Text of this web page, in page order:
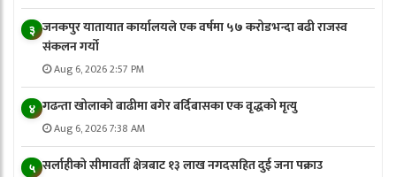
३ जनकपुर यातायात कार्यालयले एक वर्षमा ५७ करोडभन्दा बढी राजस्व
संकलन गर्याे
Aug 6, 2026 2:57 PM
४ गढन्ता खोलाको बाढीमा बगेर बर्दिबासका एक वृद्धको मृत्यु
Aug 6, 2026 7:38 AM
५ सर्लाहीको सीमावर्ती क्षेत्रबाट १३ लाख नगदसहित दुई जना पक्राउ